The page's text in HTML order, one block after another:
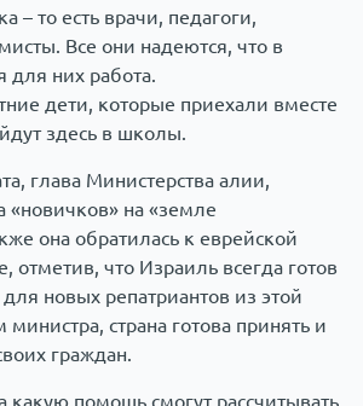
– то есть врачи, педагоги,
Все они надеются, что в
для них работа.
дети, которые приехали вместе
здесь в школы.
глава Министерства алии,
«новичков» на «земле
она обратилась к еврейской
отметив, что Израиль всегда готов
для новых репатриантов из этой
страна готова принять и
граждан.
какую помощь смогут рассчитывать